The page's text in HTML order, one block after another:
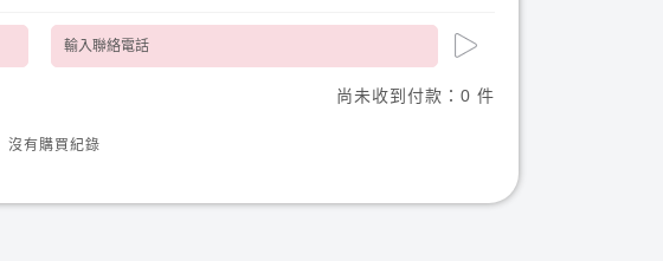
尚未收到付款：0 件
沒有購買紀錄